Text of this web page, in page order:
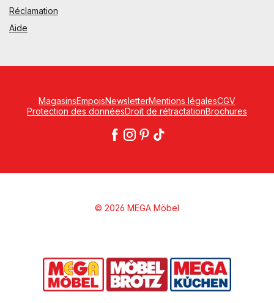
Réclamation
Aide
MagasinsEmpoisNewsletterMentions légalesCGV
Protection des donnéesDroit de rétractationBrochures
© 2026 MEGA Möbel